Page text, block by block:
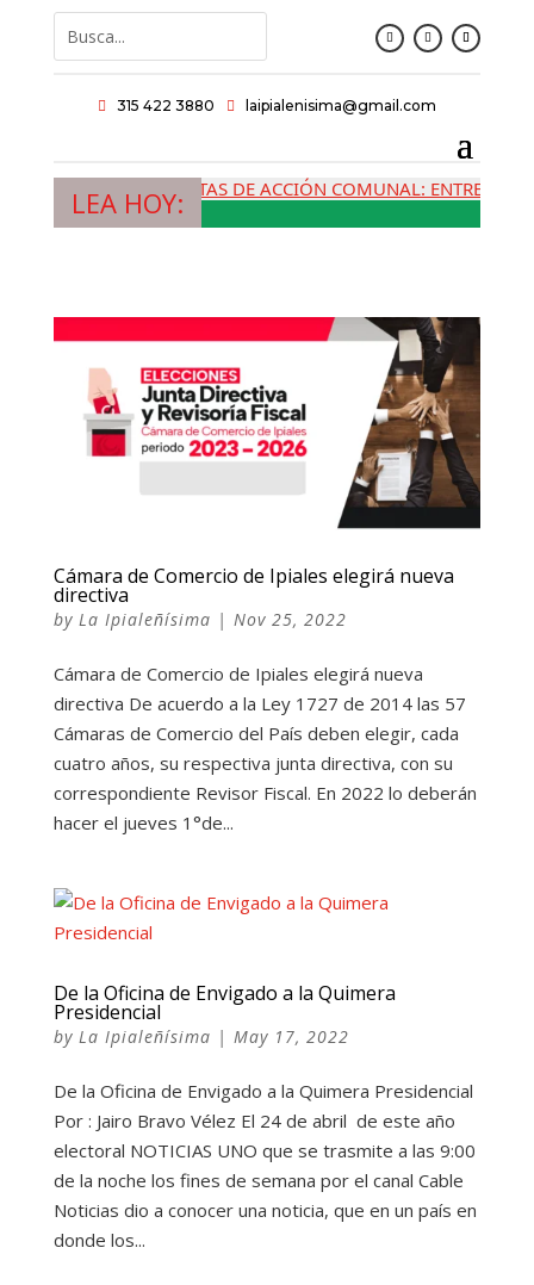
 315 422 3880  laipialenisima@gmail.com
LEA HOY:
LAS JUNTAS DE ACCIÓN COMUNAL: ENTRE LA
Cámara de Comercio de Ipiales elegirá nueva
directiva
by La Ipialeñísima | Nov 25, 2022
Cámara de Comercio de Ipiales elegirá nueva
directiva De acuerdo a la Ley 1727 de 2014 las 57
Cámaras de Comercio del País deben elegir, cada
cuatro años, su respectiva junta directiva, con su
correspondiente Revisor Fiscal. En 2022 lo deberán
hacer el jueves 1°de...
De la Oficina de Envigado a la Quimera
Presidencial
by La Ipialeñísima | May 17, 2022
De la Oficina de Envigado a la Quimera Presidencial
Por : Jairo Bravo Vélez El 24 de abril de este año
electoral NOTICIAS UNO que se trasmite a las 9:00
de la noche los fines de semana por el canal Cable
Noticias dio a conocer una noticia, que en un país en
donde los...